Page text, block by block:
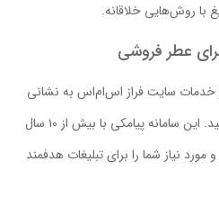
با روش‌هایی خلاقانه.
عطر فروشی
خدمات سایت فراز اس‌ام‌اس به نشانی
استفاده کنید. این سامانه پیامکی با بیش از ۱۰ سال
مورد نیاز شما را برای تبلیغات هدفمند